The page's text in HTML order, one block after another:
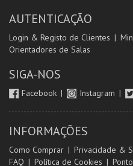
AUTENTICAÇÃO
Login & Registo de Clientes
Orientadores de Salas
SIGA-NOS
Facebook Instagram
INFORMAÇÕES
Como Comprar Privacidade &
FAQ
Política de Cookies